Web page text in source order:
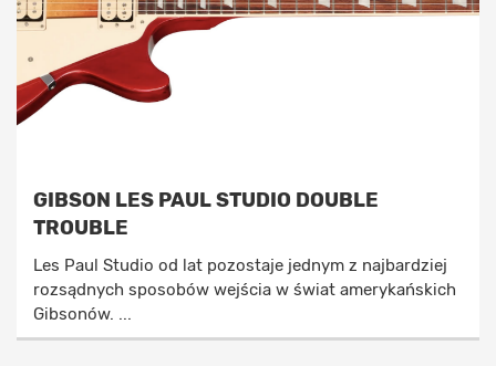
GIBSON LES PAUL STUDIO DOUBLE
TROUBLE
Les Paul Studio od lat pozostaje jednym z najbardziej
rozsądnych sposobów wejścia w świat amerykańskich
Gibsonów. ...